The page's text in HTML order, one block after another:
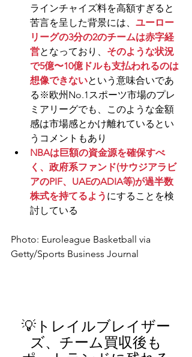
ラインチャイズ料を高額すぎると
苦言を呈した背景には、 ユーロー
リーグの3分の2のチームは赤字経
営となっており、 そのような状況
で5億〜10億ドルも支払われるのは
想像できないという意味合いであ
る ※欧州No.1スポーツ市場のプレ
ミアリーグでも、このような金額
感は市場感とかけ離れているとい
うコメントもあり
NBAは巨額の資金源を確保すべ
く、政府系ファンド(サウジアラビ
アのPIF、UAEのADIA等)が過半数
株式を持てるよう にすることを検
討している
Photo: Euroleague Basketball via
Getty/Sports Business Journal
💡 トレイルブレイザー
ズ、チーム買収後も